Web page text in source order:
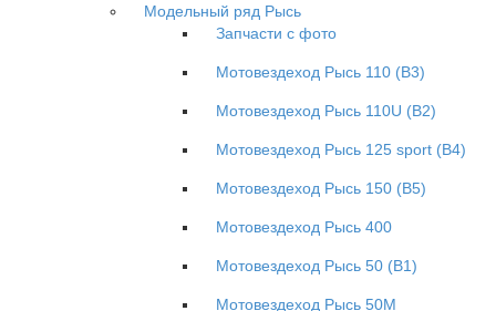
Модельный ряд Рысь
Запчасти с фото
Мотовездеход Рысь 110 (B3)
Мотовездеход Рысь 110U (B2)
Мотовездеход Рысь 125 sport (B4)
Мотовездеход Рысь 150 (B5)
Мотовездеход Рысь 400
Мотовездеход Рысь 50 (B1)
Мотовездеход Рысь 50M